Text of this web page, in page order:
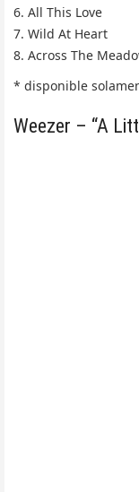
6. All This Love
7. Wild At Heart
8. Across The
* disponible
Weezer – “A